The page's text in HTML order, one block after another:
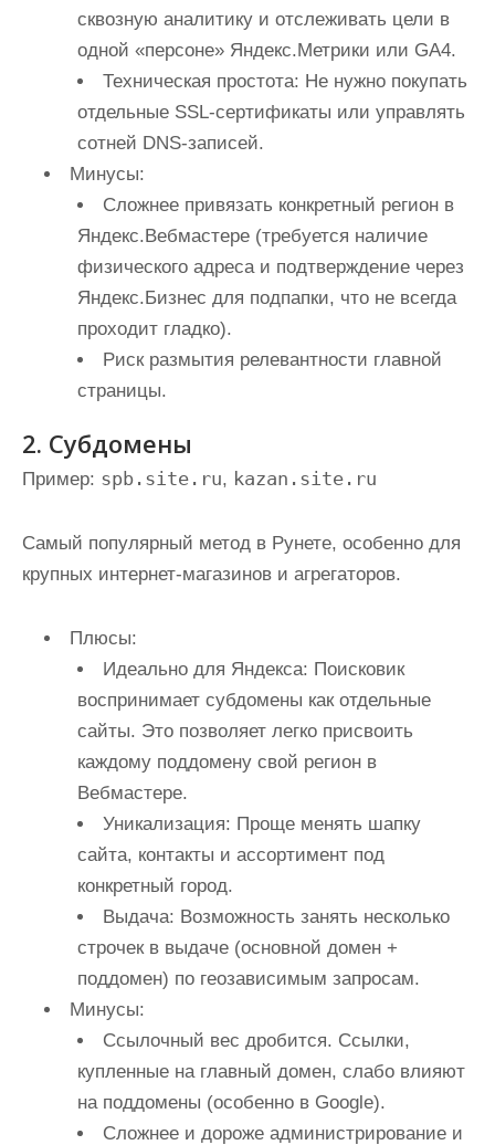
сквозную аналитику и отслеживать цели в
одной «персоне» Яндекс.Метрики или GA4.
Техническая простота: Не нужно покупать
отдельные SSL-сертификаты или управлять
сотней DNS-записей.
Минусы:
Сложнее привязать конкретный регион в
Яндекс.Вебмастере (требуется наличие
физического адреса и подтверждение через
Яндекс.Бизнес для подпапки, что не всегда
проходит гладко).
Риск размытия релевантности главной
страницы.
2. Субдомены
Пример: spb.site.ru, kazan.site.ru
Самый популярный метод в Рунете, особенно для
крупных интернет-магазинов и агрегаторов.
Плюсы:
Идеально для Яндекса: Поисковик
воспринимает субдомены как отдельные
сайты. Это позволяет легко присвоить
каждому поддомену свой регион в
Вебмастере.
Уникализация: Проще менять шапку
сайта, контакты и ассортимент под
конкретный город.
Выдача: Возможность занять несколько
строчек в выдаче (основной домен +
поддомен) по геозависимым запросам.
Минусы:
Ссылочный вес дробится. Ссылки,
купленные на главный домен, слабо влияют
на поддомены (особенно в Google).
Сложнее и дороже администрирование и